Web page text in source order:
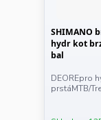
SHIMANO
hydr kot
bal
DEOREpro
prstáMTB/